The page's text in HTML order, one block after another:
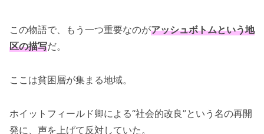
この物語で、もう一つ重要なのがアッシュボトムという地
区の描写だ。
ここは貧困層が集まる地域。
ホイットフィールド卿による“社会的改良”という名の再開
発に、声を上げて反対していた。